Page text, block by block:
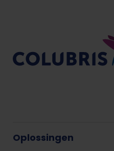
Oplossingen